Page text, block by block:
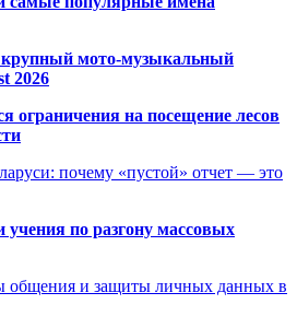
крупный мото-музыкальный
2026
ограничения на посещение лесов
почему «пустой» отчет — это
по разгону массовых
общения и защиты личных данных в